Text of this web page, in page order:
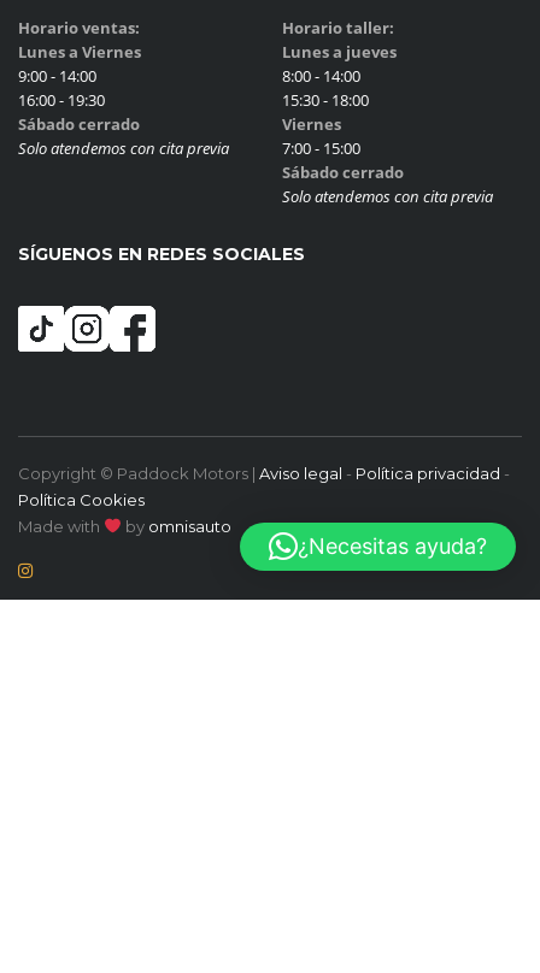
Horario ventas:
Lunes a Viernes
9:00 - 14:00
16:00 - 19:30
Sábado cerrado
Solo atendemos con cita previa
Horario taller:
Lunes a jueves
8:00 - 14:00
15:30 - 18:00
Viernes
7:00 - 15:00
Sábado cerrado
Solo atendemos con cita previa
SÍGUENOS EN REDES SOCIALES
Copyright © Paddock Motors | Aviso legal - Política privacidad -
Política Cookies
Made with
by omnisauto
¿Necesitas ayuda?